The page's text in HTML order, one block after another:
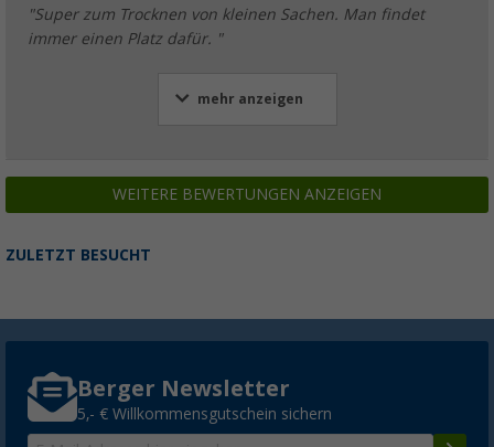
"Super zum Trocknen von kleinen Sachen. Man findet
immer einen Platz dafür. "
mehr anzeigen
WEITERE BEWERTUNGEN ANZEIGEN
ZULETZT BESUCHT
Berger Newsletter
5,- € Willkommensgutschein sichern